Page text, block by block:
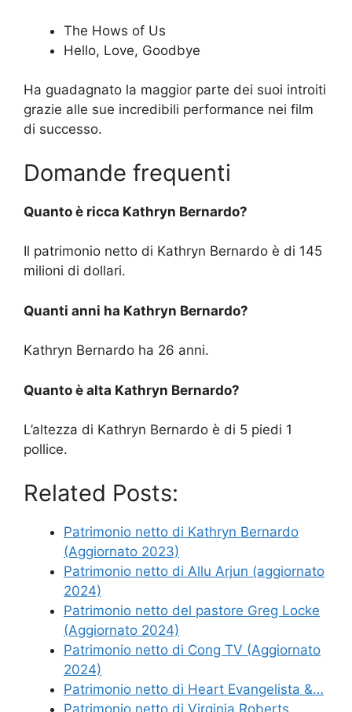
The Hows of Us
Hello, Love, Goodbye
Ha guadagnato la maggior parte dei suoi introiti
grazie alle sue incredibili performance nei film
di successo.
Domande frequenti
Quanto è ricca Kathryn Bernardo?
Il patrimonio netto di Kathryn Bernardo è di 145
milioni di dollari.
Quanti anni ha Kathryn Bernardo?
Kathryn Bernardo ha 26 anni.
Quanto è alta Kathryn Bernardo?
L’altezza di Kathryn Bernardo è di 5 piedi 1
pollice.
Related Posts:
Patrimonio netto di Kathryn Bernardo
(Aggiornato 2023)
Patrimonio netto di Allu Arjun (aggiornato
2024)
Patrimonio netto del pastore Greg Locke
(Aggiornato 2024)
Patrimonio netto di Cong TV (Aggiornato
2024)
Patrimonio netto di Heart Evangelista &…
Patrimonio netto di Virginia Roberts